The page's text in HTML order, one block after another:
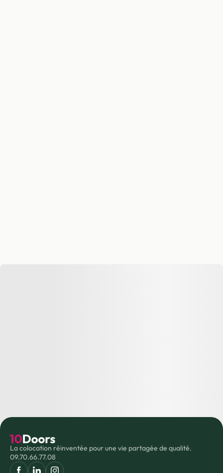
La colocation réinventée pour une vie partagée de qualité.
09.70.66.77.08